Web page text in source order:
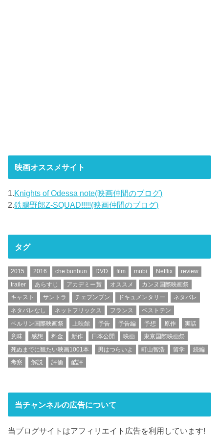
映画オススメサイト
1.Knights of Odessa note(映画仲間のブログ)
2.鉄腸野郎Z-SQUAD!!!!!(映画仲間のブログ)
タグ
2015 2016 che bunbun DVD film mubi Netflix
review
trailer
あらすじ アカデミー賞 オススメ
カンヌ国際映画祭
キャスト
サントラ チェブンブン ドキュメンタリー
ネタバレ
ネタバレなし
ネットフリックス フランス
ベストテン
ベルリン国際映画祭
上映館 予告 予告編 予想 原作
実話
意味
感想 料金 新作 日本公開 映画
東京国際映画祭
死ぬまでに観たい映画1001本
男はつらいよ 町山智浩 留学
続編
考察
解説 評価 酷評
当チャンネルの広告について
当ブログサイトはアフィリエイト広告を利用しています!